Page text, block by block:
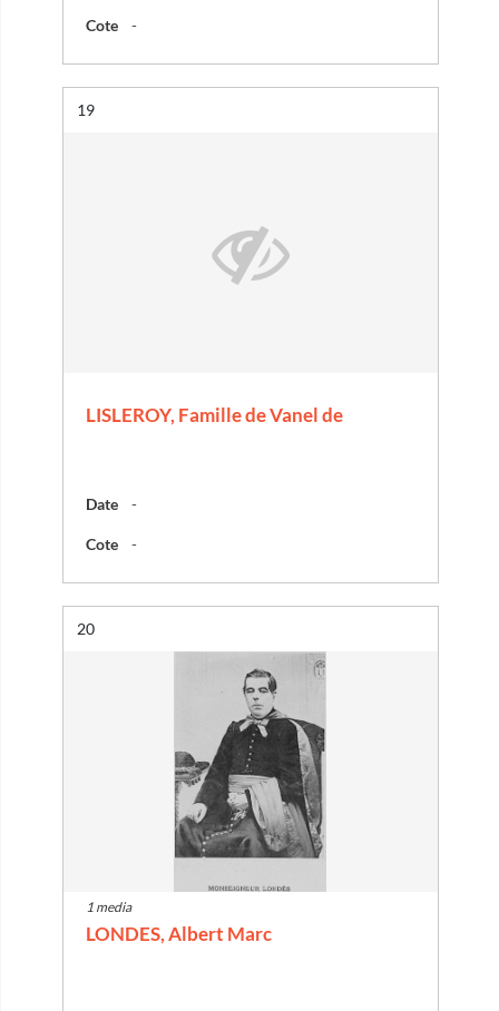
Cote -
Résultat n°
19
LISLEROY, Famille de Vanel de
Date -
Cote -
Résultat n°
20
1 media
LONDES, Albert Marc